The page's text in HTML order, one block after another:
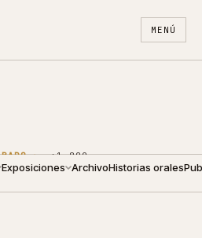
MENÚ
·
—
+1 809
688
ES EN
Exposiciones ArchivoHistorias orales